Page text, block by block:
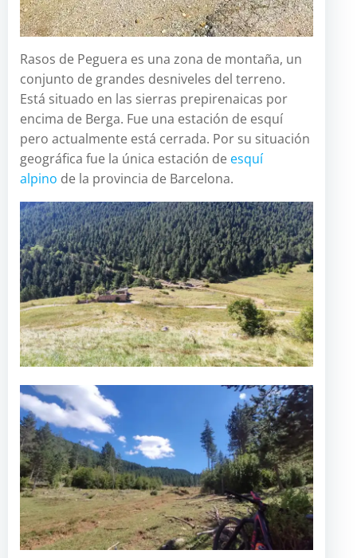
Rasos de Peguera es una zona de montaña, un
conjunto de grandes desniveles del terreno.
Está situado en las sierras prepirenaicas por
encima de Berga. Fue una estación de esquí
pero actualmente está cerrada. Por su situación
geográfica fue la única estación de esquí
alpino de la provincia de Barcelona.